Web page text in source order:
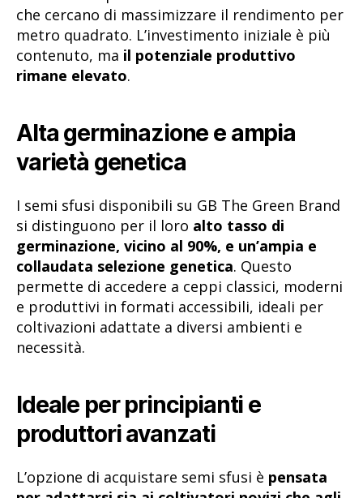
che cercano di massimizzare il rendimento per
metro quadrato. L’investimento iniziale è più
contenuto, ma il potenziale produttivo
rimane elevato.
Alta germinazione e ampia
varietà genetica
I semi sfusi disponibili su GB The Green Brand
si distinguono per il loro alto tasso di
germinazione, vicino al 90%, e un’ampia e
collaudata selezione genetica. Questo
permette di accedere a ceppi classici, moderni
e produttivi in formati accessibili, ideali per
coltivazioni adattate a diversi ambienti e
necessità.
Ideale per principianti e
produttori avanzati
L’opzione di acquistare semi sfusi è pensata